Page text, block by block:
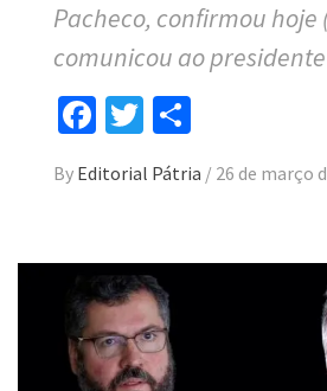
Pacheco, confirmou hoje
comunicou ao
Facebook
Twitter
By Editorial Pátria / 26 de março